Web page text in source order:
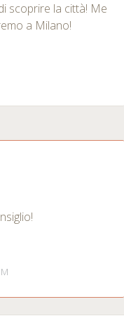
scoprire la città! Me
a Milano!